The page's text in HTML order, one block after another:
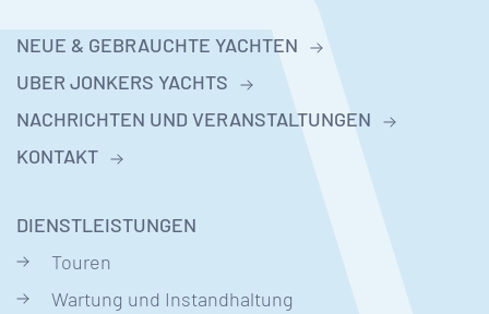
NEUE & GEBRAUCHTE YACHTEN
UBER JONKERS YACHTS
NACHRICHTEN UND VERANSTALTUNGEN
KONTAKT
DIENSTLEISTUNGEN
Touren
Wartung und Instandhaltung